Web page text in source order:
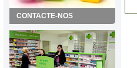
CONTACTE-NOS